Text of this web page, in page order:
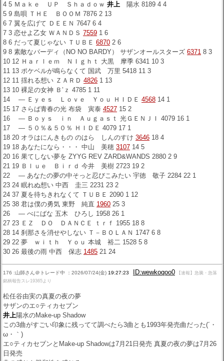
4 5 Ｍａｋｅ ＵＰ Ｓｈａｄｏｗ 井上 陽水 8189 4 4
5 9 島唄 ＴＨＥ ＢＯＯＭ 7876 2 13
6 7 翼を広げて ＤＥＥＮ 7647 6 4
7 3 恋せよ乙女 ＷＡＮＤＳ 7559 1 6
8 6 だって夏じゃない ＴＵＢＥ 6870 2 6
9 8 素敵なバーディ（NO NO BARDY） サザンオールスターズ 6371 8 3
10 12 Ｈａｒｌｅｍ ＮＩｇｈｔ 大黒 摩季 6341 10 3
11 13 ポケベルが鳴らなくて 国武 万里 5418 11 3
12 11 揺れる想い ＺＡＲＤ 4826 1 13
13 10 裸足の女神 Ｂ’ｚ 4785 1 11
14 ― Ｅｙｅｓ Ｌｏｖｅ Ｙｏｕ ＨＩＤＥ 4568 14 1
15 17 さらば青春の光 布袋 寅泰 4527 15 2
16 ― Ｂｏｙｓ ｉｎ Ａｕｇａｓｔ 光ＧＥＮＪＩ 4079 16 1
17 ― ５０％＆５０％ ＨＩＤＥ 4079 17 1
18 20 オラはにんきもの のはら しんのすけ 3646 18 4
19 18 あなたになら・・・ 中山 美穂 3107 14 5
20 16 果てしない夢を ZYYG REV ZARD&WANDS 2880 2 9
21 19 Ｂｌｕｅ Ｂｉｒｄ 今井 美樹 2723 19 2
22 ― あなたの夢の中そっと忍びこみたい 宇徳 敬子 2284 22 1
23 24 眠れぬ想い 中西 圭三 2231 23 2
24 37 夏を待ちきれなくて ＴＵＢＥ 2090 1 12
25 38 君は僕の勇気 東野 純直 1960 25 3
26 ― べにばな 五木 ひろし 1958 26 1
27 23 ＥＺ ＤＯ ＤＡＮＣＥ ｔｒｆ 1955 18 8
28 14 刹那さを消せやしない Ｔ－ＢＯＬＡＮ 1747 6 8
29 22 夢 ｗｉｔｈ Ｙｏｕ 本城 裕二 1528 5 8
30 26 最後の雨 中西 保志 1485 21 24
176 :山師さん＠トレード中 ：2026/07/24(金) 19:27:23 ID:wewkoqoo0
【速報】急騰・急落
銘柄報告スレ19365より
松任谷由実の真夏の夜の夢
サザンのエ○ティカセブン
井上陽水のMake-up Shadow
この3曲がすごい印象に残ってて調べたら3曲とも1993年発売曲だった(´・
ω・｀)
エ○ティカセブンとMake-up Shadowは7月21日発売 真夏の夜の夢は7月26
日発売